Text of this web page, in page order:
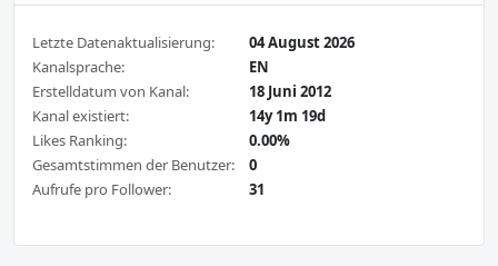
Letzte Datenaktualisierung:
04 August 2026
Kanalsprache:
EN
Erstelldatum von Kanal:
18 Juni 2012
Kanal existiert:
14y 1m 19d
Likes Ranking:
0.00%
Gesamtstimmen der Benutzer:
0
Aufrufe pro Follower:
31